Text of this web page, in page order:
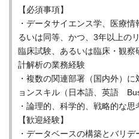
【必須事項】
・データサイエンス学、医療
るいは同等、かつ、3年以上の
臨床試験、あるいは臨床・観
計解析の業務経験
・複数の関連部署（国内外）
ョンスキル（日本語、英語
・論理的、科学的、戦略的な思
【歓迎経験】
・データベースの構築とバリ